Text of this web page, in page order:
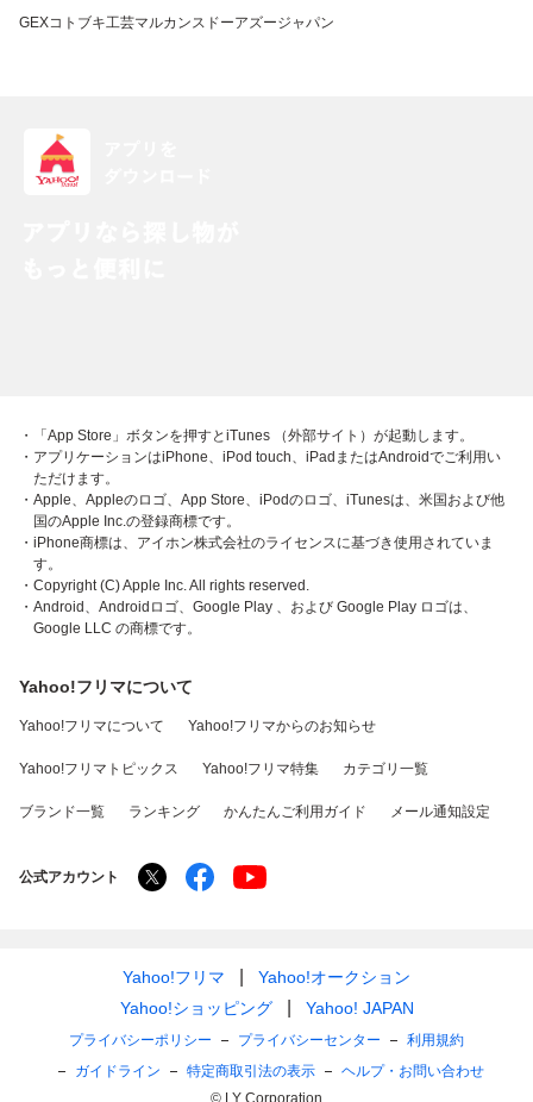
GEXコトブキ工芸マルカンスドーアズージャパン
・「App Store」ボタンを押すとiTunes （外部サイト）が起動します。
・アプリケーションはiPhone、iPod touch、iPadまたはAndroidでご利用い
ただけます。
・Apple、Appleのロゴ、App Store、iPodのロゴ、iTunesは、米国および他
国のApple Inc.の登録商標です。
・iPhone商標は、アイホン株式会社のライセンスに基づき使用されていま
す。
・Copyright (C) Apple Inc. All rights reserved.
・Android、Androidロゴ、Google Play 、および Google Play ロゴは、
Google LLC の商標です。
Yahoo!フリマについて
Yahoo!フリマについて Yahoo!フリマからのお知らせ
Yahoo!フリマトピックス Yahoo!フリマ特集 カテゴリ一覧
ブランド一覧 ランキング かんたんご利用ガイド メール通知設定
公式アカウント
Yahoo!フリマ
Yahoo!オークション
Yahoo!ショッピング
Yahoo! JAPAN
プライバシーポリシー プライバシーセンター
利用規約
ガイドライン
特定商取引法の表示
ヘルプ・お問い合わせ